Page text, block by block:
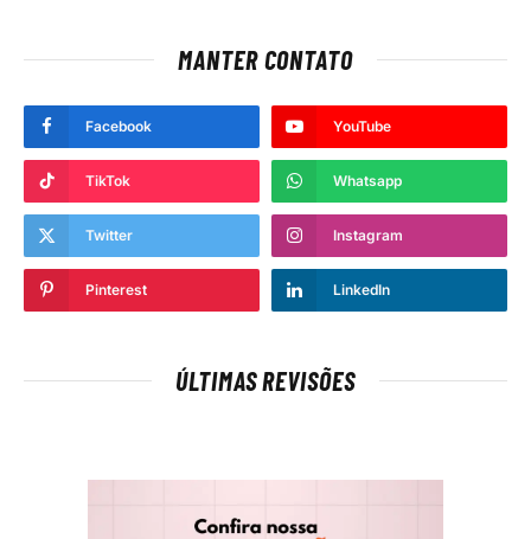
MANTER CONTATO
Facebook YouTube
TikTok Whatsapp
Twitter Instagram
Pinterest LinkedIn
ÚLTIMAS REVISÕES